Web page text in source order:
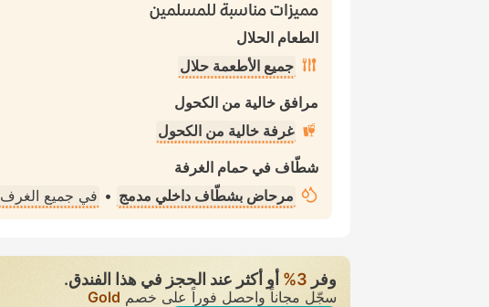
مميزات مناسبة للمسلمين
الطعام الحلال
جميع الأطعمة حلال
مرافق خالية من الكحول
غرفة خالية من الكحول
شطّاف في حمام الغرفة
مرحاض بشطّاف داخلي مدمج • في جميع الغرف
وفر 3‏% أو أكثر عند الحجز في هذا الفندق.
سجّل مجاناً واحصل فوراً على خصم Gold